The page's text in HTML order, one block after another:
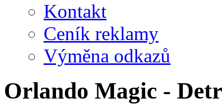
Kontakt
Ceník reklamy
Výměna odkazů
Orlando Magic -